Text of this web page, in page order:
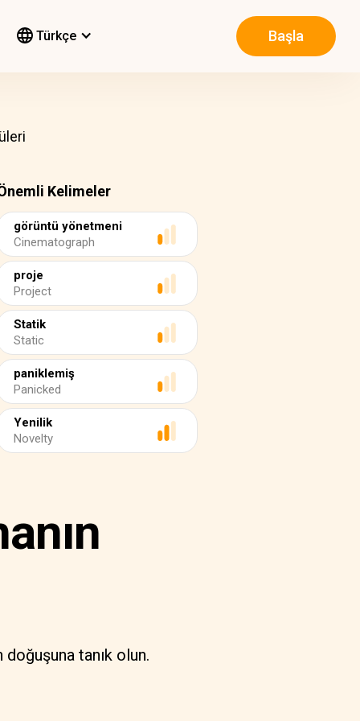
Türkçe Başla
Kelimeler
görüntü yönetmeni
Cinematograph
proje
Project
Statik
Static
paniklemiş
Panicked
Yenilik
Novelty
tanık olun.